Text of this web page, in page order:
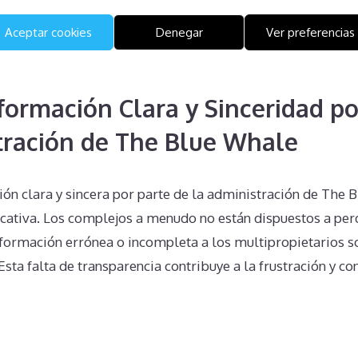
Aceptar cookies Denegar Ver preferencias
Este enfoque puede llevar a repercusiones
aún más la situación. Es esencial buscar
Clara y Sinceridad
de The Blue Whale
clara y sincera por parte de la administración de The
Los complejos a menudo no están dispuestos a
errónea o incompleta a los multipropietarios
falta de transparencia contribuye a la frustración y